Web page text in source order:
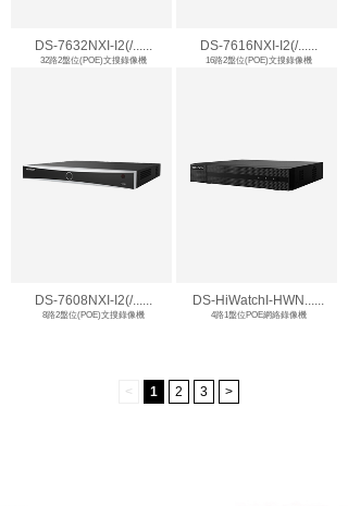
DS-7632NXI-I2(/......
32路2盤位(POE)文搜錄像機
DS-7616NXI-I2(/......
16路2盤位(POE)文搜錄像機
DS-7608NXI-I2(/......
8路2盤位(POE)文搜錄像機
DS-HiWatchI-HWN......
4路1盤位POE網絡錄像機
< 1 2 3 >